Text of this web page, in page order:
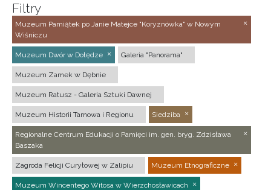
Filtry
Muzeum Pamiątek po Janie Matejce "Koryznówka" w Nowym
Wiśniczu
Muzeum Dwór w Dołędze Galeria "Panorama"
Muzeum Zamek w Dębnie
Muzeum Ratusz - Galeria Sztuki Dawnej
Muzeum Historii Tarnowa i Regionu Siedziba
Regionalne Centrum Edukacji o Pamięci im. gen. bryg. Zdzisława
Baszaka
Zagroda Felicji Curyłowej w Zalipiu Muzeum Etnograficzne
Muzeum Wincentego Witosa w Wierzchosławicach